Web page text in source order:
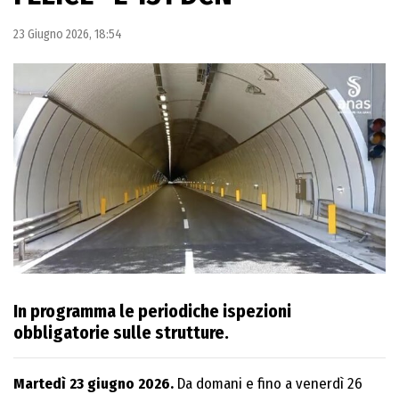
23 Giugno 2026, 18:54
In programma le periodiche ispezioni
obbligatorie sulle strutture.
Martedì 23 giugno 2026. Da domani e fino a venerdì 26